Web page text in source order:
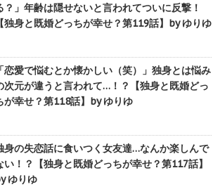
？」年齢は隠せないと言われてついに反撃！
【独身と既婚どっちが幸せ？第119話】by ゆりゆ
「恋愛で悩むとか懐かしい（笑）」独身とは悩み
次元が違うと言われて…！？【独身と既婚どっ
が幸せ？第118話】by ゆりゆ
身の失恋話に食いつく女友達…なんか楽しんで
い！？【独身と既婚どっちが幸せ？第117話】
ゆりゆ